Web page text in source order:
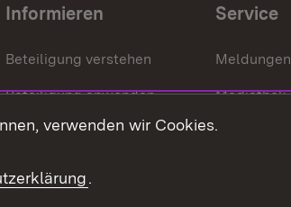
Informieren
Beteiligung verstehen
Beteiligung anwenden
Beteiligung stärken
Service
Meldungen
Mediathek
verwenden wir Cookies.
.